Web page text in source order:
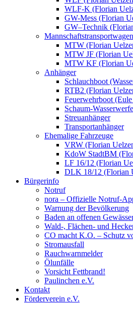
WLF-K (Florian
GW-Mess (Florian
GW–Technik
Mannschaftstransportwagen
MTW (Florian
MTW JF (Florian
MTW KF (Florian
Anhänger
Schlauchboot
RTB2 (Florian
Feuerwehrboot
Schaum-
Streuanhänger
Transportanhänger
Ehemalige Fahrzeuge
VRW (Florian
KdoW StadtBM
LF 16/12 (Florian
DLK 18/12 (Florian
Bürgerinfo
Notruf
nora – Offizielle Notruf-
Warnung der Bevölkerung
Baden an offenen
Wald-, Flächen- und
CO macht K.O. – Schutz
Stromausfall
Rauchwarnmelder
Ölunfälle
Vorsicht Fettbrand!
Paulinchen e.V.
Kontakt
Förderverein e.V.